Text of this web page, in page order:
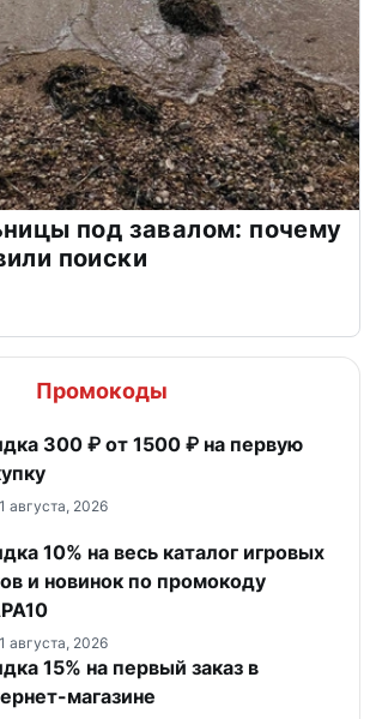
под завалом: почему
поиски
Промокоды
300 ₽ от 1500 ₽ на первую
августа, 2026
10% на весь каталог игровых
и новинок по промокоду
августа, 2026
15% на первый заказ в
магазине